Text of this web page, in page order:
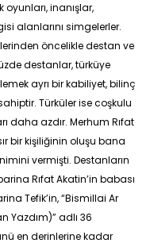
inanışlar,
alanlarını simgelerler.
öncelikle destan ve
destanlar, türküye
ayrı bir kabiliyet, bilinç
Türküler ise coşkulu
daha azdır. Merhum Rıfat
bir kişiliğinin oluşu bana
vermişti. Destanların
Rıfat Akatin’in babası
Tefik’in, “Bismillai Ar
Yazdım)” adlı 36
en derinlerine kadar